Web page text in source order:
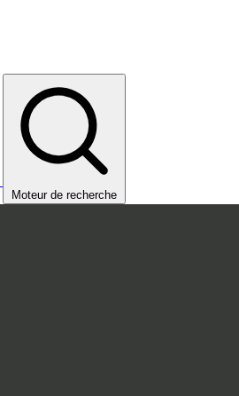
Moteur de recherche